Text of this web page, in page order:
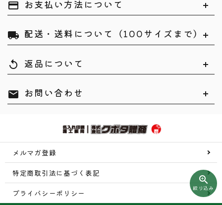
zoom_in
絞り込み
検索する
payment お支払い方法について
local_shipping 配送・送料について（100サイズまで）
replay 返品について
mail お問い合わせ
メルマガ登録
特定商取引法に基づく表記
プライバシーポリシー